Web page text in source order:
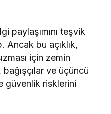
paylaşımını teşvik
Ancak bu açıklık,
için zemin
ve üçüncü
güvenlik risklerini